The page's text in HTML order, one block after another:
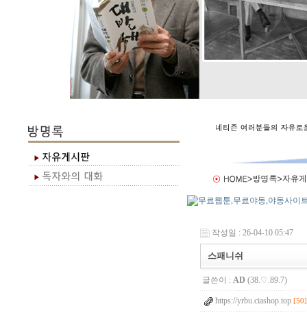
작성일 : 26-04-10 05:47
스패니쉬
글쓴이 : AD (38.♡.89.7)
https://yrbu.ciashop.top [50]